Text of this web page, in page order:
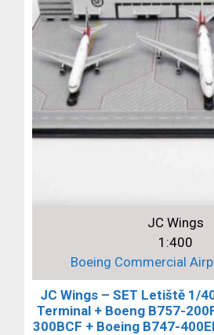
JC Wings
1:400
Boeing Commercial
JC Wings – SET Letiště 1/
Terminal + Boeng B757-
300BCF + Boeing B747-